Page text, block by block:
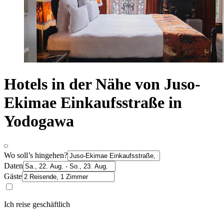
Hotels in der Nähe von Juso-
Ekimae Einkaufsstraße in
Yodogawa
Wo soll’s hingehen?
Daten
Gäste
Ich reise geschäftlich